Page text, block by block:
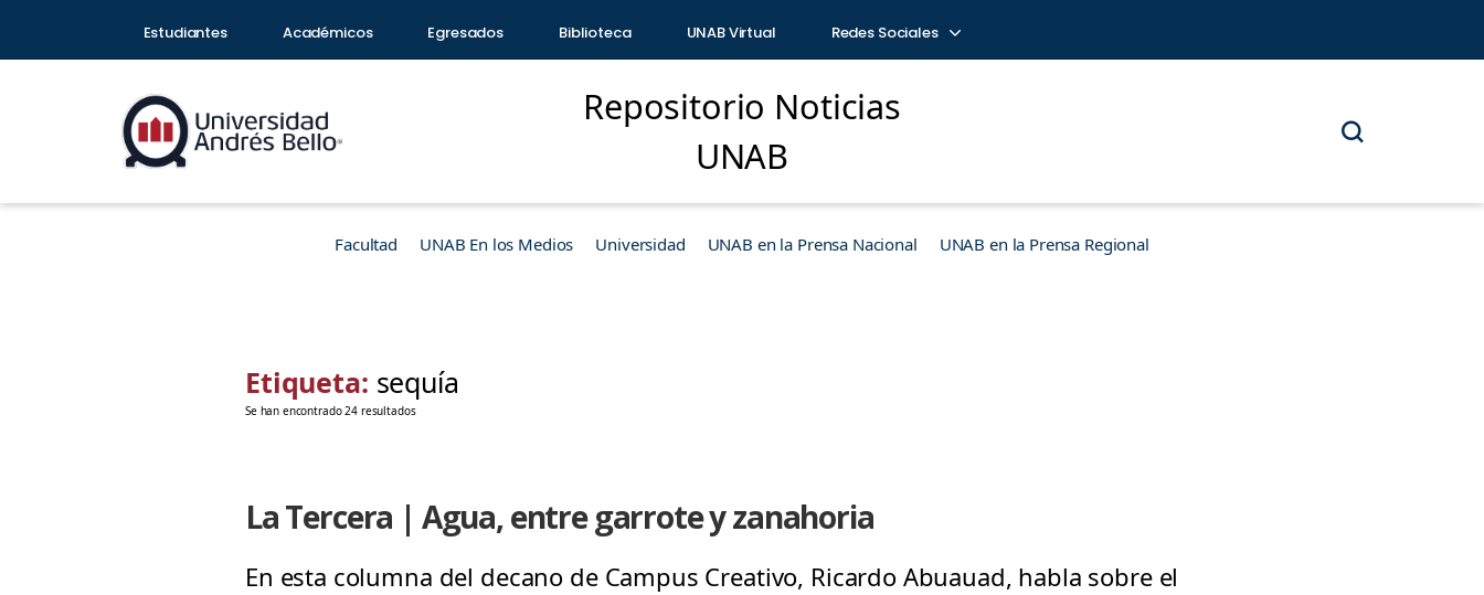
Estudiantes Académicos Egresados Biblioteca UNAB Virtual Redes Sociales
Repositorio Noticias
UNAB
Facultad UNAB En los Medios Universidad UNAB en la Prensa Nacional UNAB en la Prensa Regional
Etiqueta: sequía
Se han encontrado 24 resultados
La Tercera | Agua, entre garrote y zanahoria
En esta columna del decano de Campus Creativo, Ricardo Abuauad, habla sobre el